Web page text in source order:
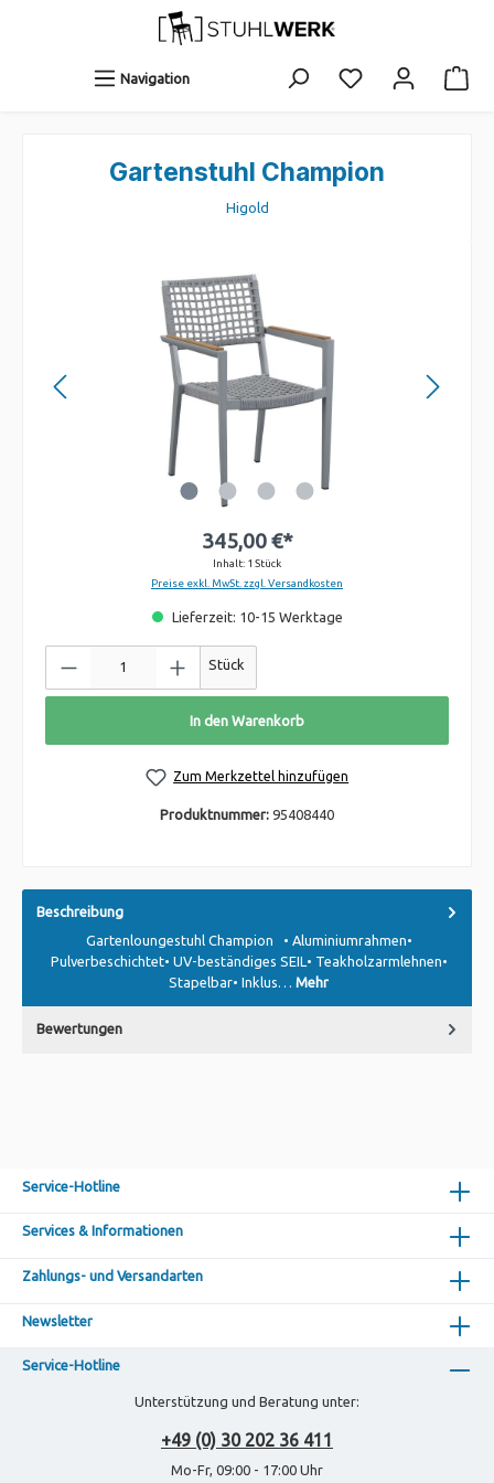
Navigation
Gartenstuhl Champion
Higold
345,00 €*
Inhalt: 1 Stück
Preise exkl. MwSt. zzgl. Versandkosten
Lieferzeit: 10-15 Werktage
Stück
In den Warenkorb
Zum Merkzettel hinzufügen
Produktnummer: 95408440
Beschreibung
Gartenloungestuhl Champion • Aluminiumrahmen•
Pulverbeschichtet• UV-beständiges SEIL• Teakholzarmlehnen•
Stapelbar• Inklus… Mehr
Bewertungen
Service-Hotline
Services & Informationen
Zahlungs- und Versandarten
Newsletter
Service-Hotline
Unterstützung und Beratung unter:
+49 (0) 30 202 36 411
Mo-Fr, 09:00 - 17:00 Uhr